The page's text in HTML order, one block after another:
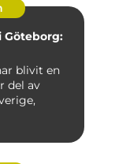
Göteborg:
blivit en
del av